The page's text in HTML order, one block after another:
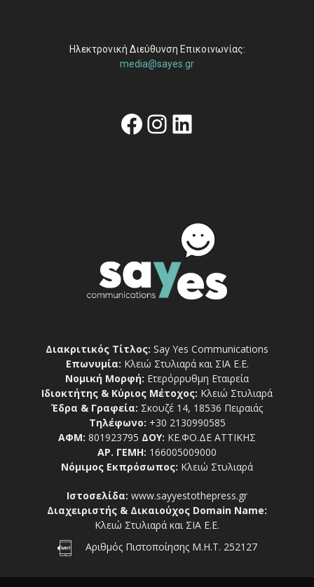
Ηλεκτρονική Διεύθυνση Επικοινωνίας:
media@sayes.gr
Facebook
Instagram
Linkedin
Διακριτικός Τίτλος: Say Yes Communications
Επωνυμία: Κλειώ Στυλιαρά και ΣΙΑ Ε.Ε.
Νομική Μορφή: Ετερόρρυθμη Εταιρεία
Ιδιοκτήτης & Κύριος Μέτοχος: Κλειώ Στυλιαρά
Έδρα & Γραφεία: Σκουζέ 14, 18536 Πειραιάς
Τηλέφωνο: +30 2130990585
ΑΦΜ: 801923795 ΔΟΥ: ΚΕ.ΦΟ.ΔΕ ΑΤΤΙΚΗΣ
ΑΡ. ΓΕΜΗ: 166005009000
Νόμιμος Εκπρόσωπος: Κλειώ Στυλιαρά
Ιστοσελίδα: www.sayyestothepress.gr
Διαχειριστής & Δικαιούχος Domain Name:
Κλειώ Στυλιαρά και ΣΙΑ Ε.Ε.
Αριθμός Πιστοποίησης Μ.Η.Τ. 252127